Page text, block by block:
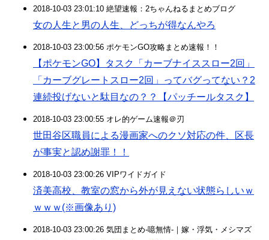
2018-10-03 23:01:10 絶望速報：2ちゃんねるまとめブログ
女の人生と男の人生、どっちが得なんやろ
2018-10-03 23:00:56 ポケモンGO攻略まとめ速報！！
【ポケモンGO】タスク「カーブナイススロー2回」
「カーブグレートスロー2回」ってバグってない？2
連続投げないと駄目なの？？【パッチールタスク】
2018-10-03 23:00:55 オレ的ゲーム速報＠刃
世田谷区職員による漫画家へのクソ対応の件、区長
が事実と認め謝罪！！
2018-10-03 23:00:26 VIPワイドガイド
済美高校、教室の窓から外が見えない状態らしいｗ
ｗｗｗ(※画像あり)
2018-10-03 23:00:26 気団まとめ-噫無情-｜嫁・浮気・メシマズ